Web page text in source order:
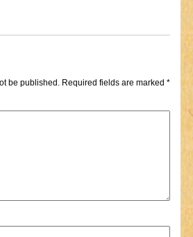
be published.Required fields are marked *